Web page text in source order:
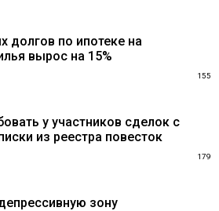
долгов по ипотеке на
вырос на 15%
155
у участников сделок с
из реестра повесток
179
зону